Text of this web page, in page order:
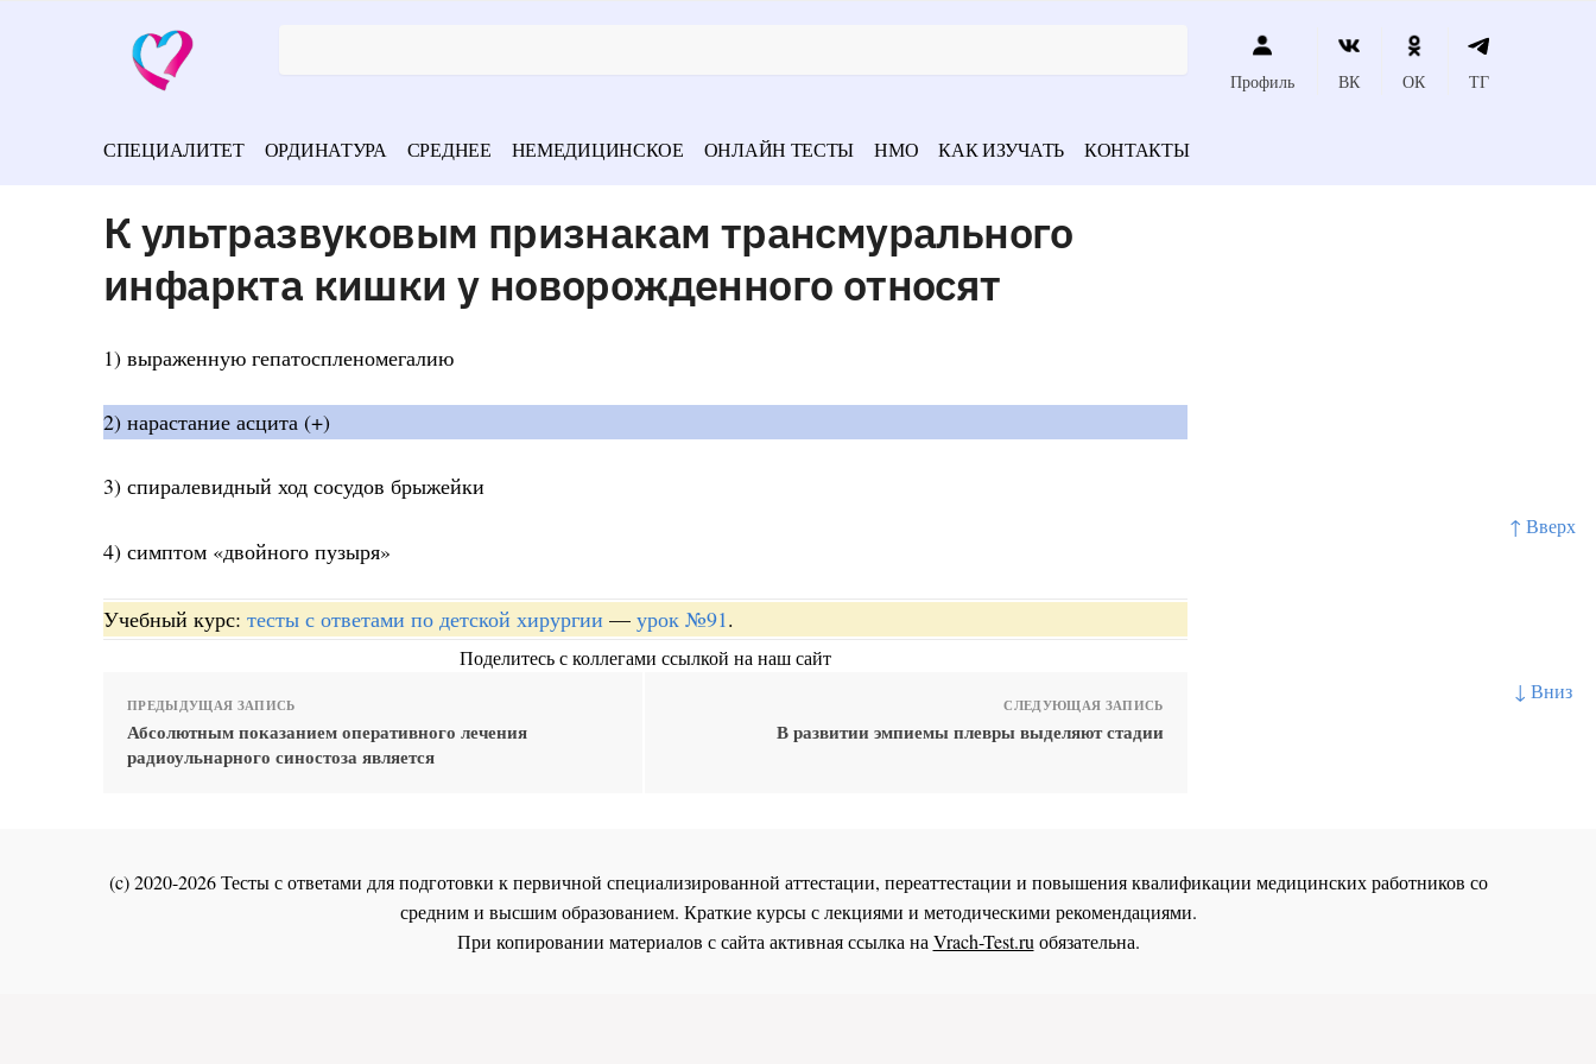
↑ Вверх
↓ Вниз
Профиль ВК ОК ТГ
СПЕЦИАЛИТЕТ ОРДИНАТУРА СРЕДНЕЕ НЕМЕДИЦИНСКОЕ ОНЛАЙН ТЕСТЫ НМО КАК ИЗУЧАТЬ КОНТАКТЫ
К ультразвуковым признакам трансмурального
инфаркта кишки у новорожденного относят
1) выраженную гепатоспленомегалию
2) нарастание асцита (+)
3) спиралевидный ход сосудов брыжейки
4) симптом «двойного пузыря»
Учебный курс: тесты с ответами по детской хирургии — урок №91.
Поделитесь с коллегами ссылкой на наш сайт
ПРЕДЫДУЩАЯ ЗАПИСЬ
Абсолютным показанием оперативного лечения
радиоульнарного синостоза является
СЛЕДУЮЩАЯ ЗАПИСЬ
В развитии эмпиемы плевры выделяют стадии
(c) 2020-2026 Тесты с ответами для подготовки к первичной специализированной аттестации, переаттестации и повышения квалификации медицинских работников со
средним и высшим образованием. Краткие курсы с лекциями и методическими рекомендациями.
При копировании материалов с сайта активная ссылка наVrach-Test.ruобязательна.